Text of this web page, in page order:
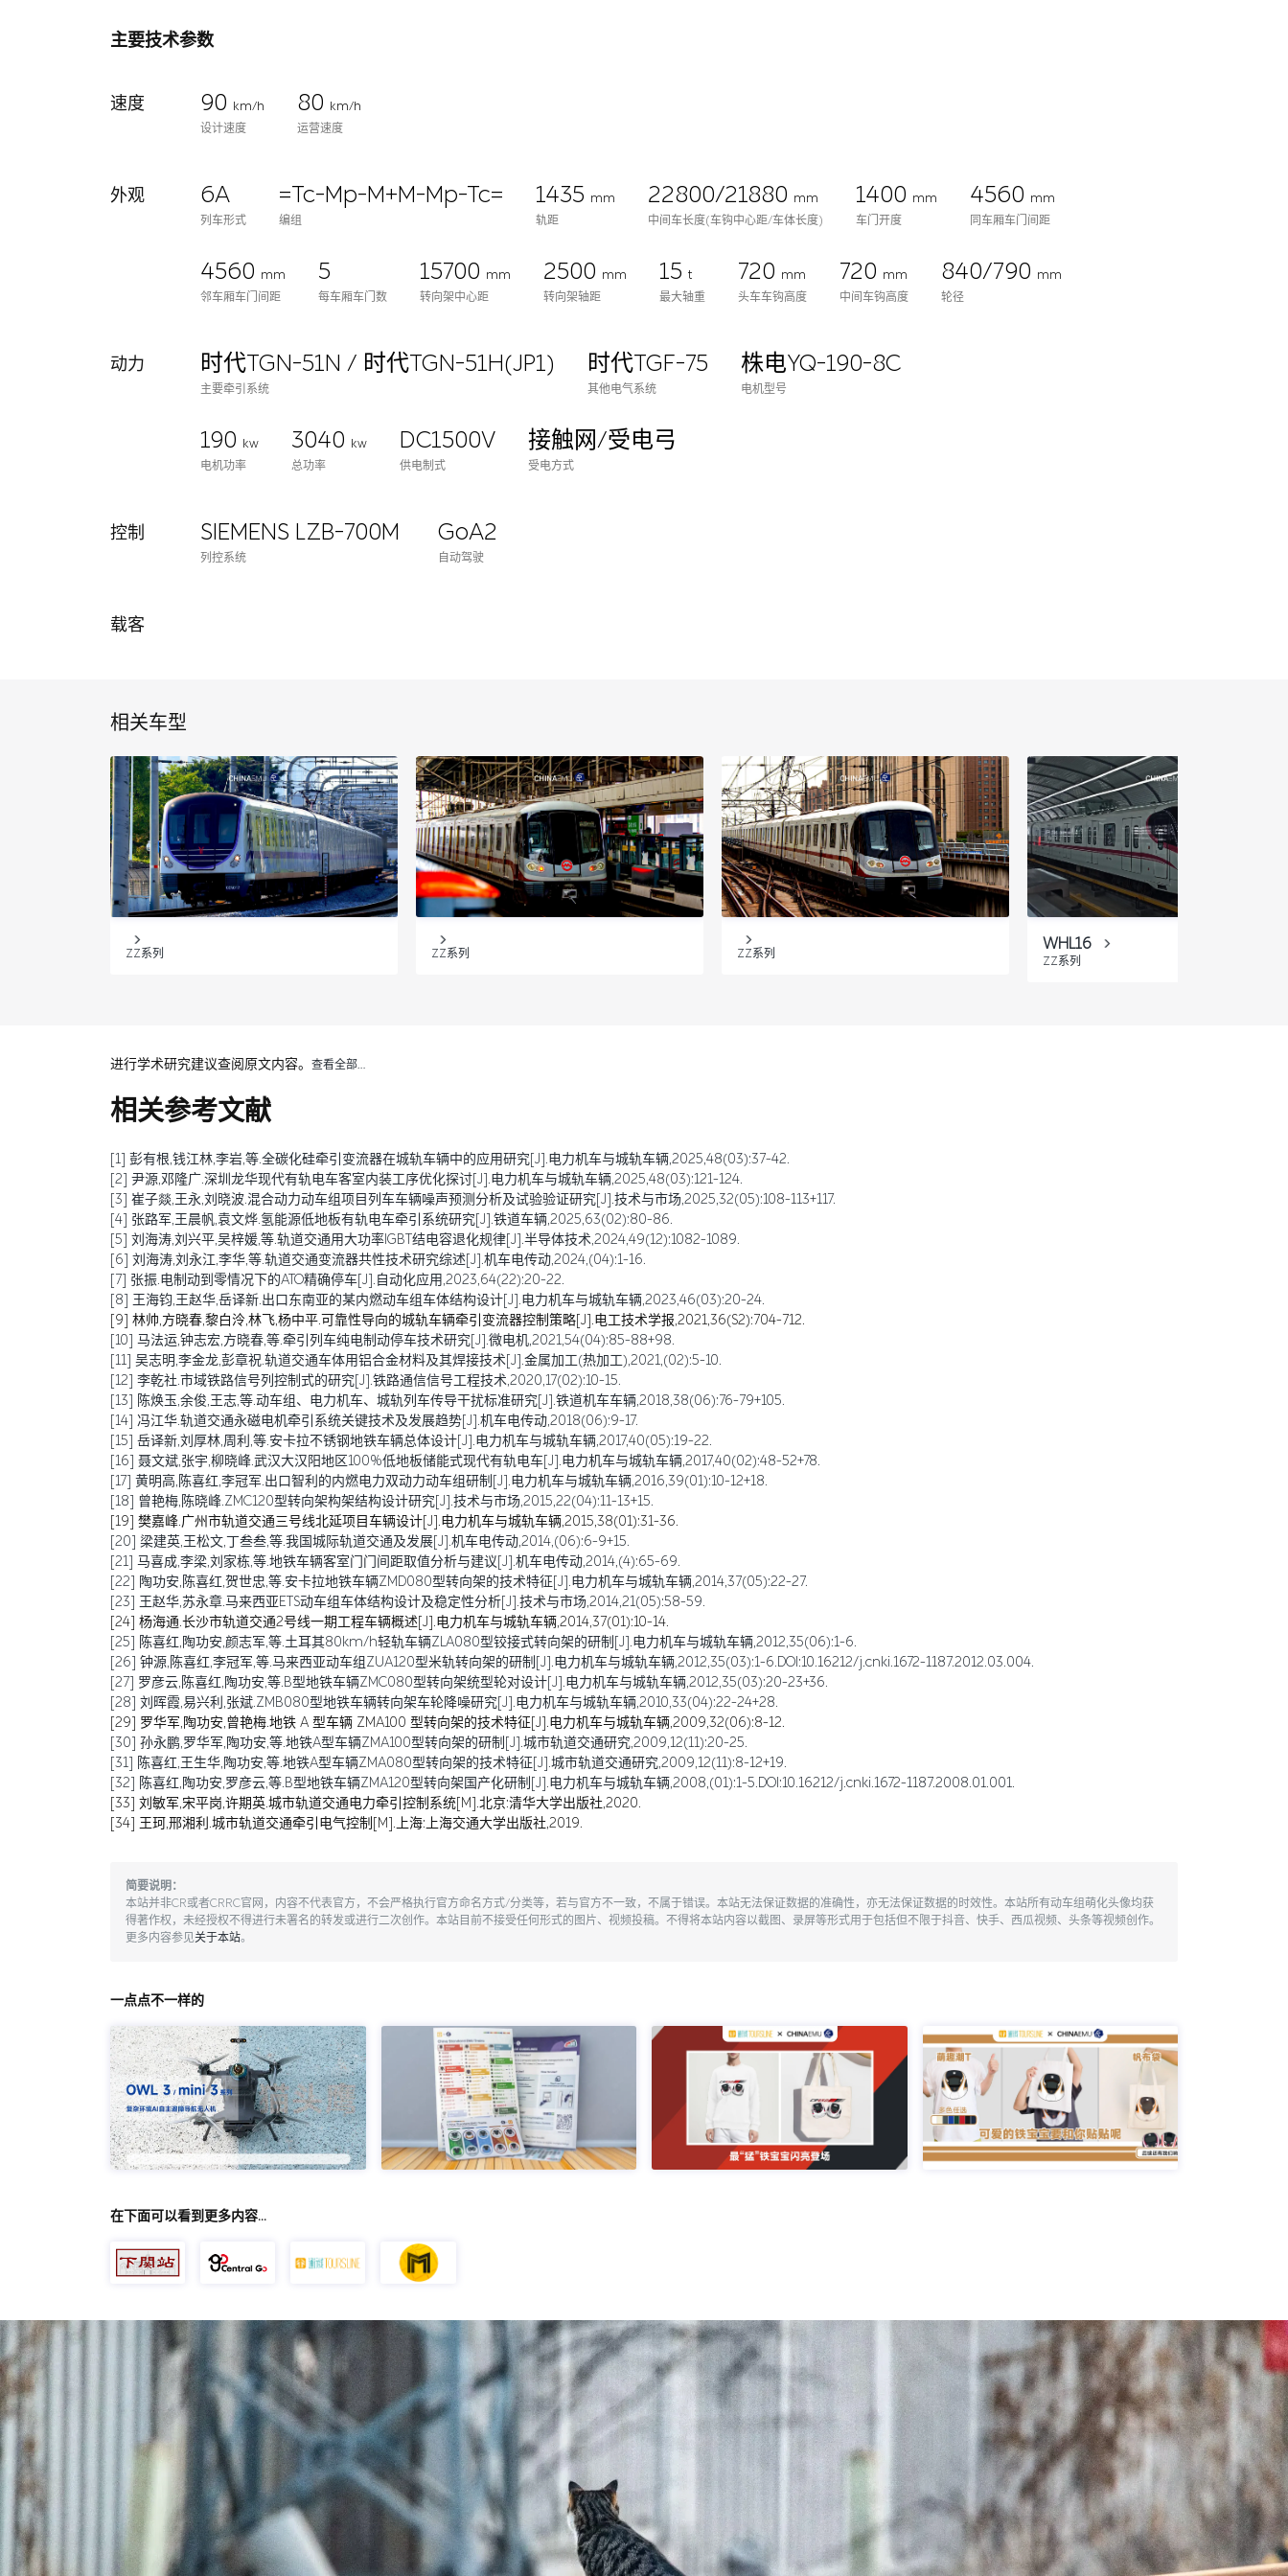
主要技术参数
速度 90 km/h
设计速度
80 km/h
运营速度
外观 6A
列车形式
=Tc-Mp-M+M-Mp-Tc=
编组
1435 mm
轨距
22800/21880 mm
中间车长度(车钩中心距/车体长度)
1400 mm
车门开度
4560 mm
同车厢车门间距
4560 mm
邻车厢车门间距
5
每车厢车门数
15700 mm
转向架中心距
2500 mm
转向架轴距
15t
最大轴重
720 mm
头车车钩高度
720 mm
中间车钩高度
840/790 mm
轮径
动力 时代TGN-51N / 时代TGN-51H(JP1)
主要牵引系统
时代TGF-75
其他电气系统
株电YQ-190-8C
电机型号
190 kw
电机功率
3040 kw
总功率
DC1500V
供电制式
接触网/受电弓
受电方式
控制 SIEMENS LZB-700M
列控系统
GoA2
自动驾驶
载客
相关车型
ZZ系列 ZZ系列 ZZ系列
WHL16
ZZ系列
进行学术研究建议查阅原文内容。 查看全部…
相关参考文献
[1] 彭有根,钱江林,李岩,等.全碳化硅牵引变流器在城轨车辆中的应用研究[J].电力机车与城轨车辆,2025,48(03):37-42.
[2] 尹源,邓隆广.深圳龙华现代有轨电车客室内装工序优化探讨[J].电力机车与城轨车辆,2025,48(03):121-124.
[3] 崔子燚,王永,刘晓波.混合动力动车组项目列车车辆噪声预测分析及试验验证研究[J].技术与市场,2025,32(05):108-113+117.
[4] 张路军,王晨帆,袁文烨.氢能源低地板有轨电车牵引系统研究[J].铁道车辆,2025,63(02):80-86.
[5] 刘海涛,刘兴平,吴梓媛,等.轨道交通用大功率IGBT结电容退化规律[J].半导体技术,2024,49(12):1082-1089.
[6] 刘海涛,刘永江,李华,等.轨道交通变流器共性技术研究综述[J].机车电传动,2024,(04):1-16.
[7] 张振.电制动到零情况下的ATO精确停车[J].自动化应用,2023,64(22):20-22.
[8] 王海钧,王赵华,岳译新.出口东南亚的某内燃动车组车体结构设计[J].电力机车与城轨车辆,2023,46(03):20-24.
[9] 林帅,方晓春,黎白泠,林飞,杨中平.可靠性导向的城轨车辆牵引变流器控制策略[J].电工技术学报,2021,36(S2):704-712.
[10] 马法运,钟志宏,方晓春,等.牵引列车纯电制动停车技术研究[J].微电机,2021,54(04):85-88+98.
[11] 吴志明,李金龙,彭章祝.轨道交通车体用铝合金材料及其焊接技术[J].金属加工(热加工),2021,(02):5-10.
[12] 李乾社.市域铁路信号列控制式的研究[J].铁路通信信号工程技术,2020,17(02):10-15.
[13] 陈焕玉,余俊,王志,等.动车组、电力机车、城轨列车传导干扰标准研究[J].铁道机车车辆,2018,38(06):76-79+105.
[14] 冯江华.轨道交通永磁电机牵引系统关键技术及发展趋势[J].机车电传动,2018(06):9-17.
[15] 岳译新,刘厚林,周利,等.安卡拉不锈钢地铁车辆总体设计[J].电力机车与城轨车辆,2017,40(05):19-22.
[16] 聂文斌,张宇,柳晓峰.武汉大汉阳地区100%低地板储能式现代有轨电车[J].电力机车与城轨车辆,2017,40(02):48-52+78.
[17] 黄明高,陈喜红,李冠军.出口智利的内燃电力双动力动车组研制[J].电力机车与城轨车辆,2016,39(01):10-12+18.
[18] 曾艳梅,陈晓峰.ZMC120型转向架构架结构设计研究[J].技术与市场,2015,22(04):11-13+15.
[19] 樊嘉峰.广州市轨道交通三号线北延项目车辆设计[J].电力机车与城轨车辆,2015,38(01):31-36.
[20] 梁建英,王松文,丁叁叁,等.我国城际轨道交通及发展[J].机车电传动,2014,(06):6-9+15.
[21] 马喜成,李梁,刘家栋,等.地铁车辆客室门门间距取值分析与建议[J].机车电传动,2014,(4):65-69.
[22] 陶功安,陈喜红,贺世忠,等.安卡拉地铁车辆ZMD080型转向架的技术特征[J].电力机车与城轨车辆,2014,37(05):22-27.
[23] 王赵华,苏永章.马来西亚ETS动车组车体结构设计及稳定性分析[J].技术与市场,2014,21(05):58-59.
[24] 杨海通.长沙市轨道交通2号线一期工程车辆概述[J].电力机车与城轨车辆,2014,37(01):10-14.
[25] 陈喜红,陶功安,颜志军,等.土耳其80km/h轻轨车辆ZLA080型铰接式转向架的研制[J].电力机车与城轨车辆,2012,35(06):1-6.
[26] 钟源,陈喜红,李冠军,等.马来西亚动车组ZUA120型米轨转向架的研制[J].电力机车与城轨车辆,2012,35(03):1-6.DOI:10.16212/j.cnki.1672-1187.2012.03.004.
[27] 罗彦云,陈喜红,陶功安,等.B型地铁车辆ZMC080型转向架统型轮对设计[J].电力机车与城轨车辆,2012,35(03):20-23+36.
[28] 刘晖霞,易兴利,张斌.ZMB080型地铁车辆转向架车轮降噪研究[J].电力机车与城轨车辆,2010,33(04):22-24+28.
[29] 罗华军,陶功安,曾艳梅.地铁 A 型车辆 ZMA100 型转向架的技术特征[J].电力机车与城轨车辆,2009,32(06):8-12.
[30] 孙永鹏,罗华军,陶功安,等.地铁A型车辆ZMA100型转向架的研制[J].城市轨道交通研究,2009,12(11):20-25.
[31] 陈喜红,王生华,陶功安,等.地铁A型车辆ZMA080型转向架的技术特征[J].城市轨道交通研究,2009,12(11):8-12+19.
[32] 陈喜红,陶功安,罗彦云,等.B型地铁车辆ZMA120型转向架国产化研制[J].电力机车与城轨车辆,2008,(01):1-5.DOI:10.16212/j.cnki.1672-1187.2008.01.001.
[33] 刘敏军,宋平岗,许期英.城市轨道交通电力牵引控制系统[M].北京:清华大学出版社,2020.
[34] 王珂,邢湘利.城市轨道交通牵引电气控制[M].上海:上海交通大学出版社,2019.
简要说明：
本站并非CR或者CRRC官网，内容不代表官方，不会严格执行官方命名方式/分类等，若与官方不一致，不属于错误。本站无法保证数据的准确性，亦无法保证数据的时效性。本站所有动车组萌化头像均获
得著作权，未经授权不得进行未署名的转发或进行二次创作。本站目前不接受任何形式的图片、视频投稿。不得将本站内容以截图、录屏等形式用于包括但不限于抖音、快手、西瓜视频、头条等视频创作。
更多内容参见关于本站。
一点点不一样的
在下面可以看到更多内容…